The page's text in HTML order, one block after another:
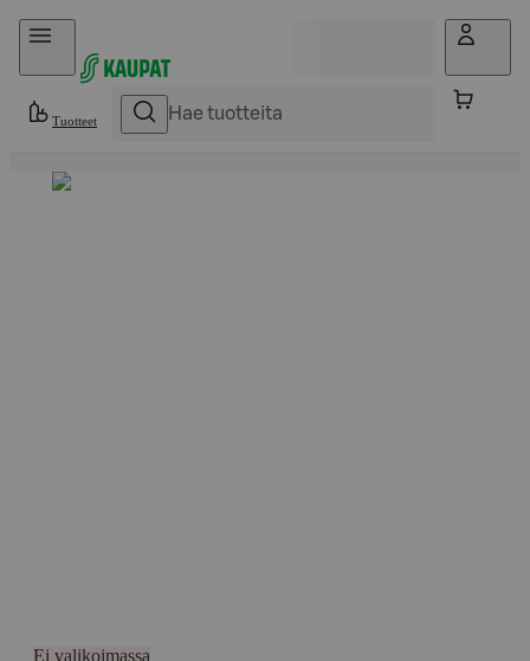
Hyppää sisältöön
Tuotteet
Ei valikoimassa